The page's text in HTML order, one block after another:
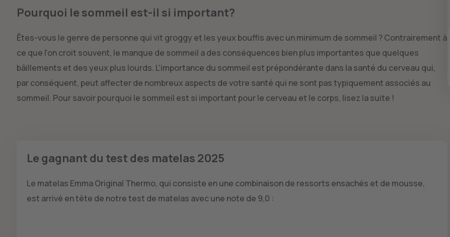
Pourquoi le sommeil est-il si important?
Êtes-vous le genre de personne qui vit groggy et les yeux bouffis avec un minimum de sommeil ? Contrairement à
ce que l'on croit souvent, le manque de sommeil a des conséquences bien plus importantes que quelques
bâillements et des yeux plus lourds. L'importance du sommeil est prépondérante dans la santé du cerveau qui,
par conséquent, peut affecter de nombreux aspects de votre santé qui ne sont pas typiquement associés au
sommeil. Pour savoir pourquoi le sommeil est si important pour le cerveau et le corps, lisez la suite !
Le gagnant du test des matelas 2025
Le matelas Emma Original Thermo, qui consiste en une combinaison de ressorts ensachés et de mousse,
est arrivé en tête de notre test de matelas avec une note de 9,0 :